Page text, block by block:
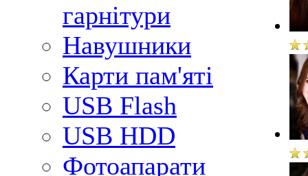
гарнітури
Навушники
Карти пам'яті
USB Flash
USB HDD
Фотоапарати